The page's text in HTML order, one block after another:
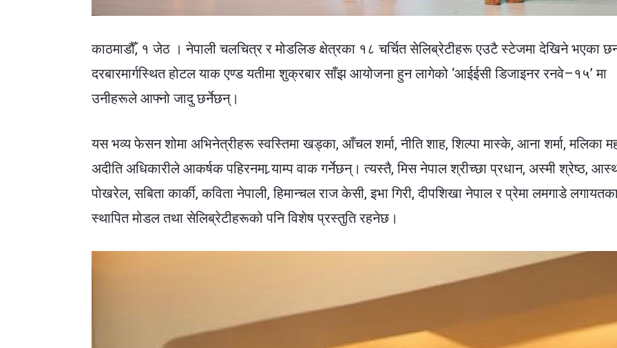
काठमाडौँ, १ जेठ । नेपाली चलचित्र र मोडलिङ क्षेत्रका १८ चर्चित सेलिब्रेटीहरू एउटै स्टेजमा देखिने भएका
दरबारमार्गस्थित होटल याक एण्ड यतीमा शुक्रबार साँझ आयोजना हुन लागेको ‘आईईसी डिजाइनर रनवे–१५’ मा
उनीहरूले आफ्नो जादु छर्नेछन्।
यस भव्य फेसन शोमा अभिनेत्रीहरू स्वस्तिमा खड्का, आँचल शर्मा, नीति शाह, शिल्पा मास्के, आना शर्मा, मलिका
अदीति अधिकारीले आकर्षक पहिरनमा र्‍याम्प वाक गर्नेछन्। त्यस्तै, मिस नेपाल श्रीच्छा प्रधान, अस्मी श्रेष्ठ,
पोखरेल, सबिता कार्की, कविता नेपाली, हिमान्चल राज केसी, इभा गिरी, दीपशिखा नेपाल र प्रेमा लमगाडे
स्थापित मोडल तथा सेलिब्रेटीहरूको पनि विशेष प्रस्तुति रहनेछ।